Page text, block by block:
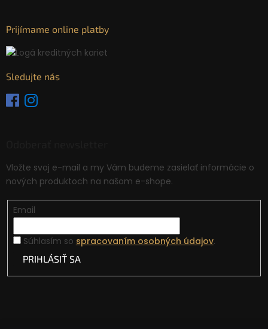
Prijímame online platby
Sledujte nás
Vložte svoj e-mail a my Vám budeme zasielať informácie o
nových produktoch na našom e-shope.
Email
Súhlasím so spracovaním osobných údajov.
PRIHLÁSIŤ SA